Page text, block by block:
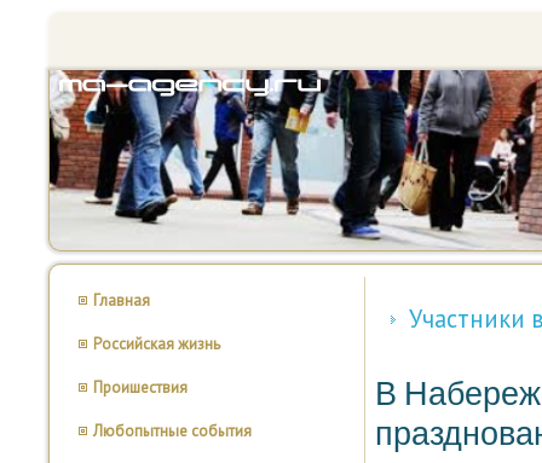
Главная
Российская жизнь
Проишествия
Любопытные события
Участники
В